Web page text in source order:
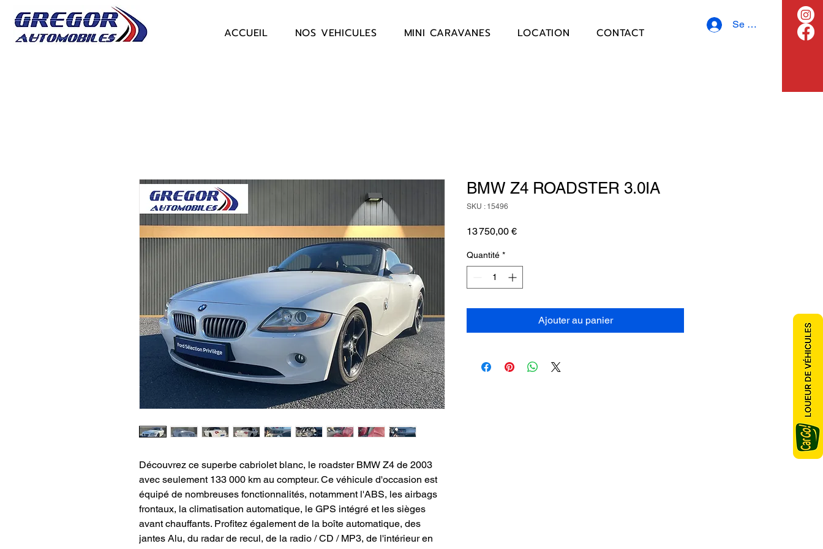
ACCUEIL NOS VEHICULES MINI CARAVANES LOCATION CONTACT
Se connecter
Découvrez ce superbe cabriolet blanc, le roadster BMW Z4 de 2003
avec seulement 133 000 km au compteur. Ce véhicule d'occasion est
équipé de nombreuses fonctionnalités, notamment l'ABS, les airbags
frontaux, la climatisation automatique, le GPS intégré et les sièges
avant chauffants. Profitez également de la boîte automatique, des
jantes Alu, du radar de recul, de la radio / CD / MP3, de l'intérieur en
BMW Z4 ROADSTER 3.0IA
SKU : 15496
13 750,00 €Prix
Quantité *
Ajouter au panier